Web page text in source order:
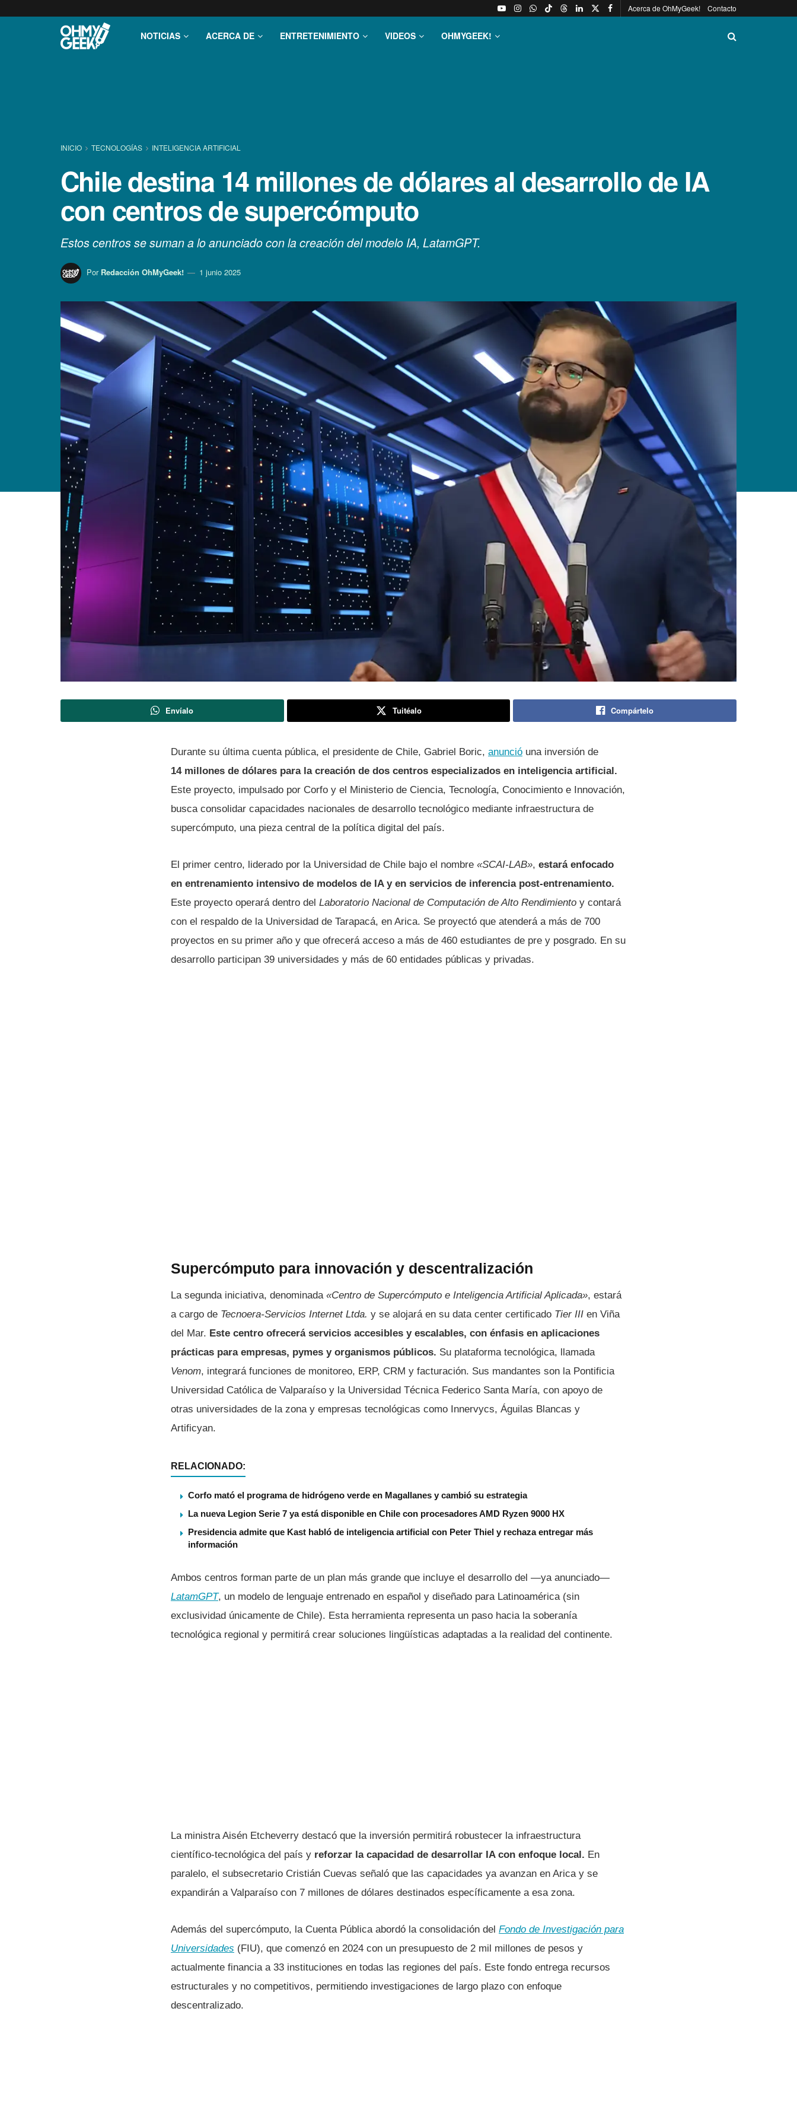
Acerca de OhMyGeek! Contacto
NOTICIAS ACERCA DE ENTRETENIMIENTO VIDEOS OHMYGEEK!
INICIO TECNOLOGÍ­AS INTELIGENCIA ARTIFICIAL
Chile destina 14 millones de dólares al desarrollo de IA
con centros de supercómputo
Estos centros se suman a lo anunciado con la creación del modelo IA, LatamGPT.
Por Redacción OhMyGeek! 1 junio 2025
Envíalo Tuitéalo Compártelo
Durante su última cuenta pública, el presidente de Chile, Gabriel Boric, anunció una inversión de
14 millones de dólares para la creación de dos centros especializados en inteligencia artificial.
Este proyecto, impulsado por Corfo y el Ministerio de Ciencia, Tecnología, Conocimiento e Innovación,
busca consolidar capacidades nacionales de desarrollo tecnológico mediante infraestructura de
supercómputo, una pieza central de la política digital del país.
El primer centro, liderado por la Universidad de Chile bajo el nombre «SCAI-LAB», estará enfocado
en entrenamiento intensivo de modelos de IA y en servicios de inferencia post-entrenamiento.
Este proyecto operará dentro del Laboratorio Nacional de Computación de Alto Rendimiento y contará
con el respaldo de la Universidad de Tarapacá, en Arica. Se proyectó que atenderá a más de 700
proyectos en su primer año y que ofrecerá acceso a más de 460 estudiantes de pre y posgrado. En su
desarrollo participan 39 universidades y más de 60 entidades públicas y privadas.
Supercómputo para innovación y descentralización
La segunda iniciativa, denominada «Centro de Supercómputo e Inteligencia Artificial Aplicada», estará
a cargo de Tecnoera-Servicios Internet Ltda. y se alojará en su data center certificado Tier III en Viña
del Mar. Este centro ofrecerá servicios accesibles y escalables, con énfasis en aplicaciones
prácticas para empresas, pymes y organismos públicos. Su plataforma tecnológica, llamada
Venom, integrará funciones de monitoreo, ERP, CRM y facturación. Sus mandantes son la Pontificia
Universidad Católica de Valparaíso y la Universidad Técnica Federico Santa María, con apoyo de
otras universidades de la zona y empresas tecnológicas como Innervycs, Águilas Blancas y
Artificyan.
RELACIONADO:
Corfo mató el programa de hidrógeno verde en Magallanes y cambió su estrategia
La nueva Legion Serie 7 ya está disponible en Chile con procesadores AMD Ryzen 9000 HX
Presidencia admite que Kast habló de inteligencia artificial con Peter Thiel y rechaza entregar más
información
Ambos centros forman parte de un plan más grande que incluye el desarrollo del —ya anunciado—
LatamGPT, un modelo de lenguaje entrenado en español y diseñado para Latinoamérica (sin
exclusividad únicamente de Chile). Esta herramienta representa un paso hacia la soberanía
tecnológica regional y permitirá crear soluciones lingüísticas adaptadas a la realidad del continente.
La ministra Aisén Etcheverry destacó que la inversión permitirá robustecer la infraestructura
científico-tecnológica del país y reforzar la capacidad de desarrollar IA con enfoque local. En
paralelo, el subsecretario Cristián Cuevas señaló que las capacidades ya avanzan en Arica y se
expandirán a Valparaíso con 7 millones de dólares destinados específicamente a esa zona.
Además del supercómputo, la Cuenta Pública abordó la consolidación del Fondo de Investigación para
Universidades (FIU), que comenzó en 2024 con un presupuesto de 2 mil millones de pesos y
actualmente financia a 33 instituciones en todas las regiones del país. Este fondo entrega recursos
estructurales y no competitivos, permitiendo investigaciones de largo plazo con enfoque
descentralizado.